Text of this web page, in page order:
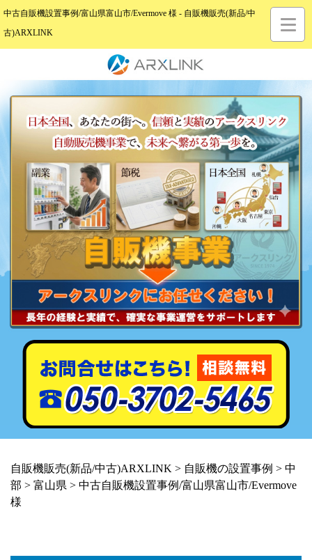
中古自販機設置事例/富山県富山市/Evermove 様 - 自販機販売(新品/中
古)ARXLINK
自販機販売(新品/中古)ARXLINK > 自販機の設置事例 > 中
部 > 富山県 > 中古自販機設置事例/富山県富山市/Evermove
様